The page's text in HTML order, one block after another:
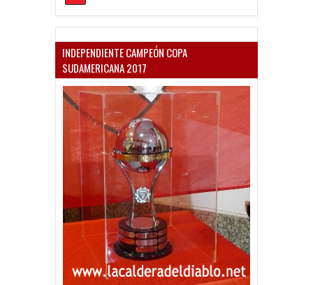
INDEPENDIENTE CAMPEÓN COPA
SUDAMERICANA 2017